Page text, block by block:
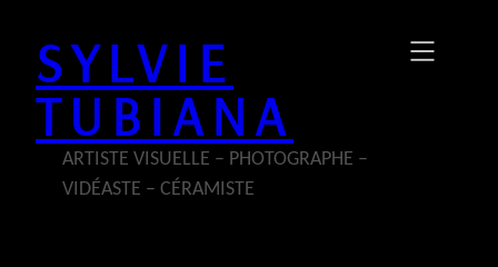
contenu
SYLVIE
TUBIANA
ARTISTE VISUELLE – PHOTOGRAPHE –
VIDÉASTE – CÉRAMISTE